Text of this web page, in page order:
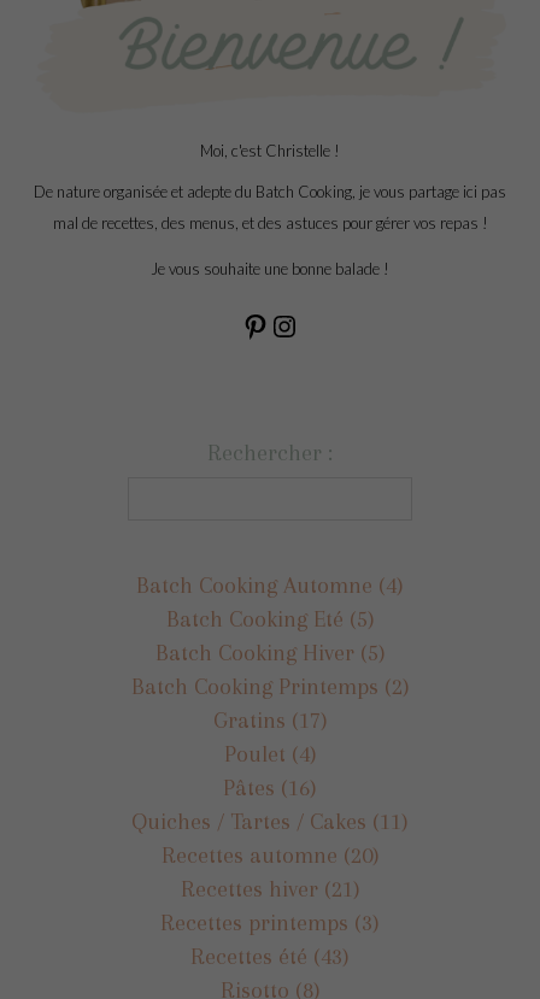
Moi, c'est Christelle !
De nature organisée et adepte du Batch Cooking, je vous partage ici pas
mal de recettes, des menus, et des astuces pour gérer vos repas !
Je vous souhaite une bonne balade !
Rechercher :
Batch Cooking Automne (4)
Batch Cooking Eté (5)
Batch Cooking Hiver(5)
Batch Cooking Printemps (2)
Gratins (17)
Poulet (4)
Pâtes (16)
Quiches / Tartes / Cakes (11)
Recettes automne (20)
Recettes hiver(21)
Recettes printemps (3)
Recettes été (43)
Risotto (8)